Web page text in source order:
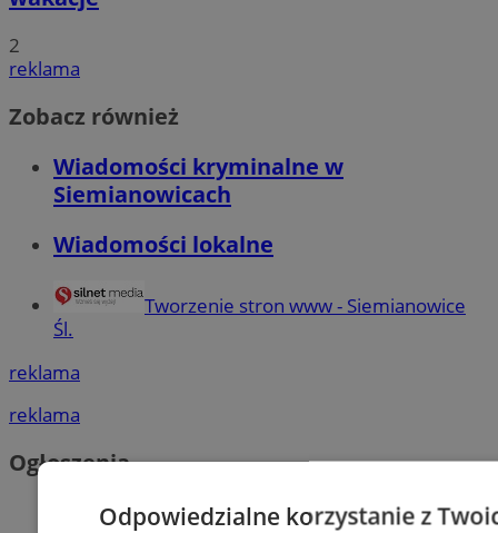
2
reklama
Zobacz również
Wiadomości kryminalne w
Siemianowicach
Wiadomości lokalne
Tworzenie stron www - Siemianowice
Śl.
reklama
reklama
Ogłoszenia
Odpowiedzialne korzystanie z